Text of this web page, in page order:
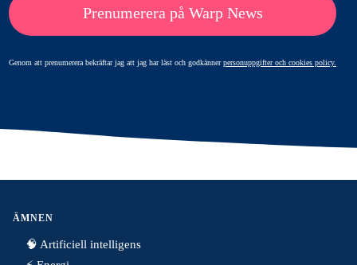
Prenumerera på Warp News
Genom att prenumerera bekräftar jag att jag har läst och godkännerpersonuppgifter och cookies policy.
ÄMNEN
🧠 Artificiell intelligens